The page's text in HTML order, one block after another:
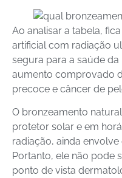
Ao analisar a tabela,
artificial com radiação
segura para a saúde
aumento comprovado
precoce e câncer de
O bronzeamento
protetor solar e em
radiação, ainda
Portanto, ele não pode
ponto de vista